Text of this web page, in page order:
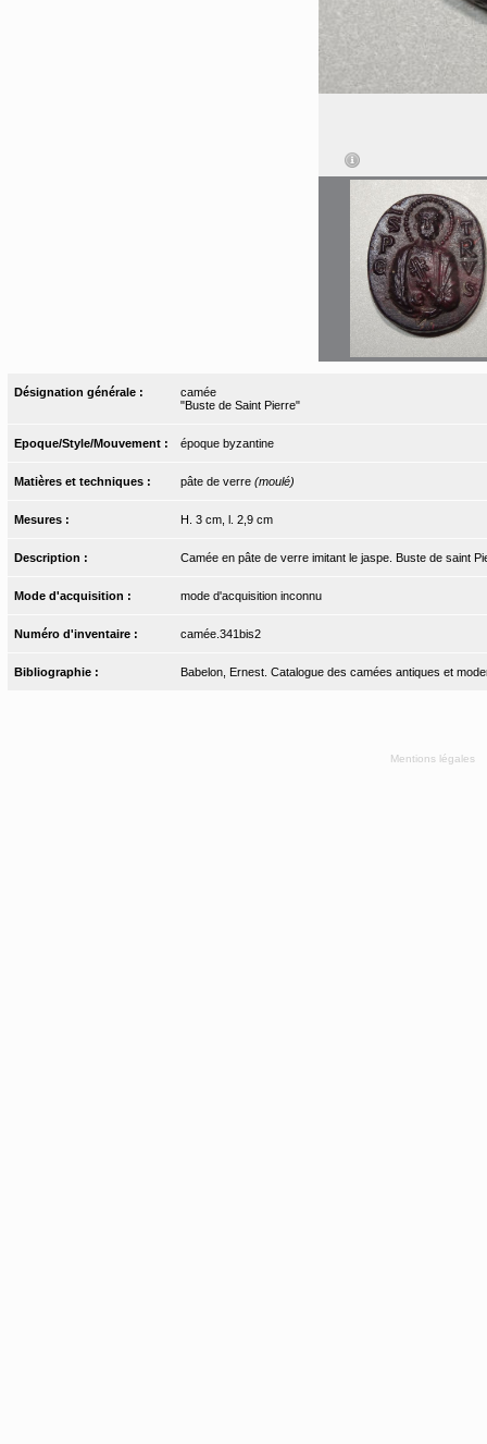
Désignation générale :
camée
"Buste de Saint Pierre"
Epoque/Style/Mouvement : époque byzantine
Matières et techniques : pâte de verre (moulé)
Mesures : H. 3 cm, l. 2,9 cm
Description : Camée en pâte de verre imitant le jaspe. Buste de saint
Mode d'acquisition : mode d'acquisition inconnu
Numéro d'inventaire : camée.341bis2
Bibliographie : Babelon, Ernest. Catalogue des camées antiques et
Mentions légales